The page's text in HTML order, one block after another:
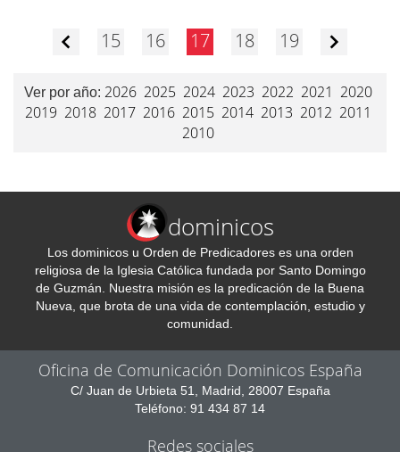
15 16 17 18 19
Ver por año: 2026 2025 2024 2023 2022 2021 2020
2019 2018 2017 2016 2015 2014 2013 2012 2011
2010
dominicos
Los dominicos u Orden de Predicadores es una orden
religiosa de la Iglesia Católica fundada por Santo Domingo
de Guzmán. Nuestra misión es la predicación de la Buena
Nueva, que brota de una vida de contemplación, estudio y
comunidad.
Oficina de Comunicación Dominicos España
C/ Juan de Urbieta 51, Madrid, 28007 España
Teléfono: 91 434 87 14
Redes sociales